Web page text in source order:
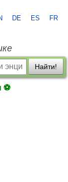
DE ES FR
Найти!
⚽